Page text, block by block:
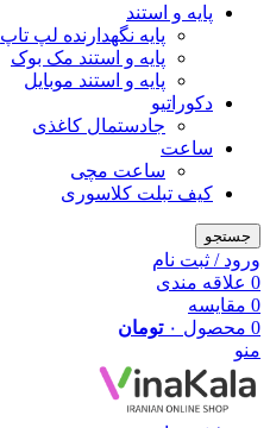
پایه و استند
پایه نگهدارنده لپ تاپ
پایه و استند مک بوک
پایه و استند موبایل
دکوراتیو
جادستمال کاغذی
ساعت
ساعت مچی
کیف تبلت کلاسوری
جستجو
ورود / ثبت نام
0 علاقه مندی
0 مقایسه
0 محصول ۰ تومان
منو